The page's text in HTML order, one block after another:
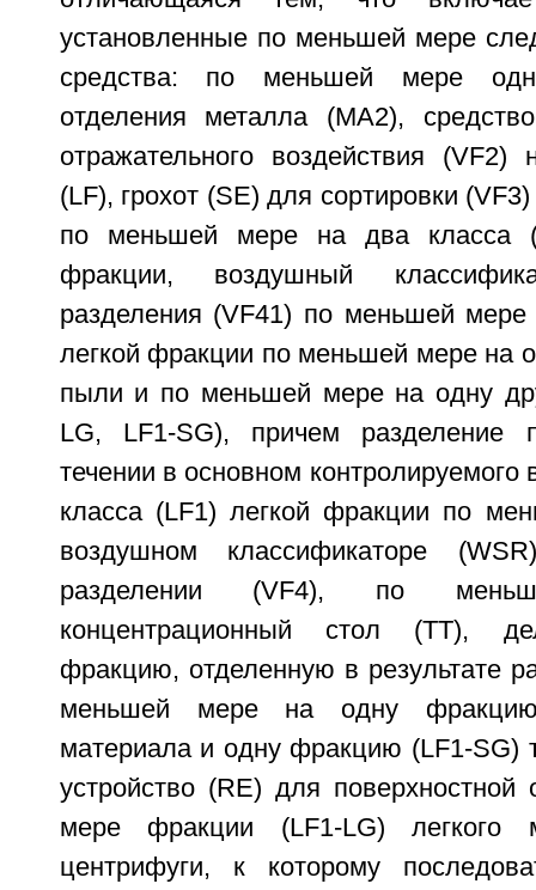
установленные по меньшей мере
средства: по меньшей мере
отделения металла (МА2),
отражательного воздействия
(LF), грохот (SE) для сортировки
по меньшей мере на два класса
фракции, воздушный
разделения (VF41) по меньшей мере
легкой фракции по меньшей мере на
пыли и по меньшей мере на одну
LG, LF1-SG), причем разделение
течении в основном
класса (LF1) легкой фракции по
воздушном классификаторе
разделении (VF4), по
концентрационный стол (ТТ),
фракцию, отделенную в результате
меньшей мере на одну фракцию
материала и одну фракцию (LF1-SG)
устройство (RE) для
мере фракции (LF1-LG) легкого
центрифуги, к которому